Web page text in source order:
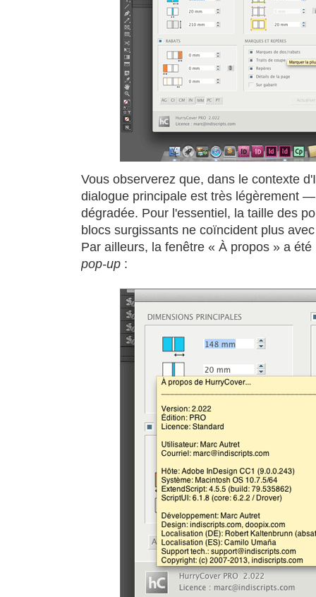
Vous observerez que, dans le contexte
dialogue principale est très légèrement
dégradée. Pour l'essentiel, la taille des
blocs surgissants ne coïncident plus
Par ailleurs, la fenêtre « À propos » a
pop-up :